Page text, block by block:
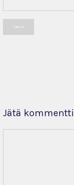
Lähetä
Jätä kommentti
Kommentti